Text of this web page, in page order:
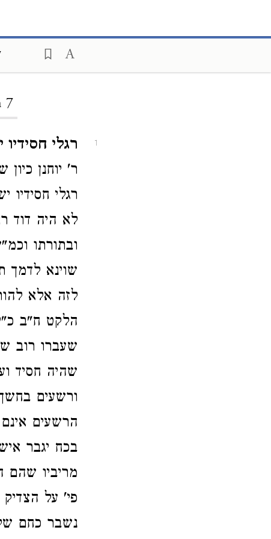
7
1 רגלי חסידיו
ר' יוחנן
רגלי
לא היה דוד
ובתורתו
שוינא לדמך
לזה אלא
הלקט ח"ב
שעברו רוב
שהיה חסיד
ורשעים
הרשעים
בכח יגבר
מריביו שהם
פי' על
נשבר כחם